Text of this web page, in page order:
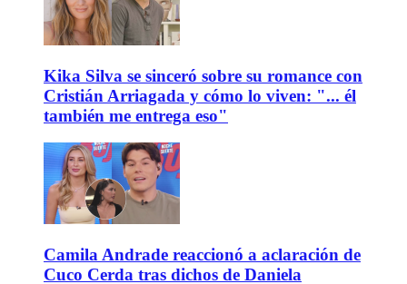
Kika Silva se sinceró sobre su romance con
Cristián Arriagada y cómo lo viven: "... él
también me entrega eso"
Camila Andrade reaccionó a aclaración de
Cuco Cerda tras dichos de Daniela